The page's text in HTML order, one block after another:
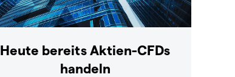
Heute bereits Aktien-CFDs
handeln